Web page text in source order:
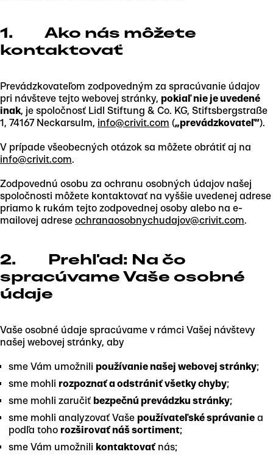
1. Ako nás môžete
kontaktovať
Prevádzkovateľom zodpovedným za spracúvanie údajov
pri návšteve tejto webovej stránky, pokiaľ nie je uvedené
inak, je spoločnosť Lidl Stiftung & Co. KG, Stiftsbergstraße
1, 74167 Neckarsulm, info@crivit.com („prevádzkovateľ“).
V prípade všeobecných otázok sa môžete obrátiť aj na
info@crivit.com.
Zodpovednú osobu za ochranu osobných údajov našej
spoločnosti môžete kontaktovať na vyššie uvedenej adrese
priamo k rukám tejto zodpovednej osoby alebo na e-
mailovej adrese ochranaosobnychudajov@crivit.com.
2. Prehľad: Na čo
spracúvame Vaše osobné
údaje
Vaše osobné údaje spracúvame v rámci Vašej návštevy
našej webovej stránky, aby
sme Vám umožnili používanie našej webovej stránky;
sme mohli rozpoznať a odstrániť všetky chyby;
sme mohli zaručiť bezpečnú prevádzku stránky;
sme mohli analyzovať Vaše používateľské správanie a
podľa toho rozširovať náš sortiment;
sme Vám umožnili kontaktovaťnás;